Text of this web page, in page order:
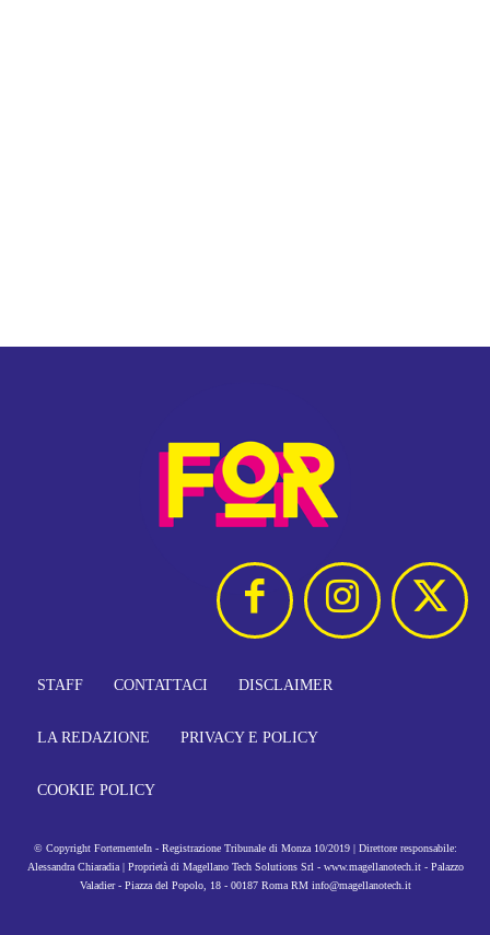
STAFF CONTATTACI DISCLAIMER
LA REDAZIONE PRIVACY E POLICY
COOKIE POLICY
© Copyright FortementeIn - Registrazione Tribunale di Monza 10/2019 | Direttore responsabile:
Alessandra Chiaradia | Proprietà di Magellano Tech Solutions Srl - www.magellanotech.it - Palazzo
Valadier - Piazza del Popolo, 18 - 00187 Roma RM info@magellanotech.it